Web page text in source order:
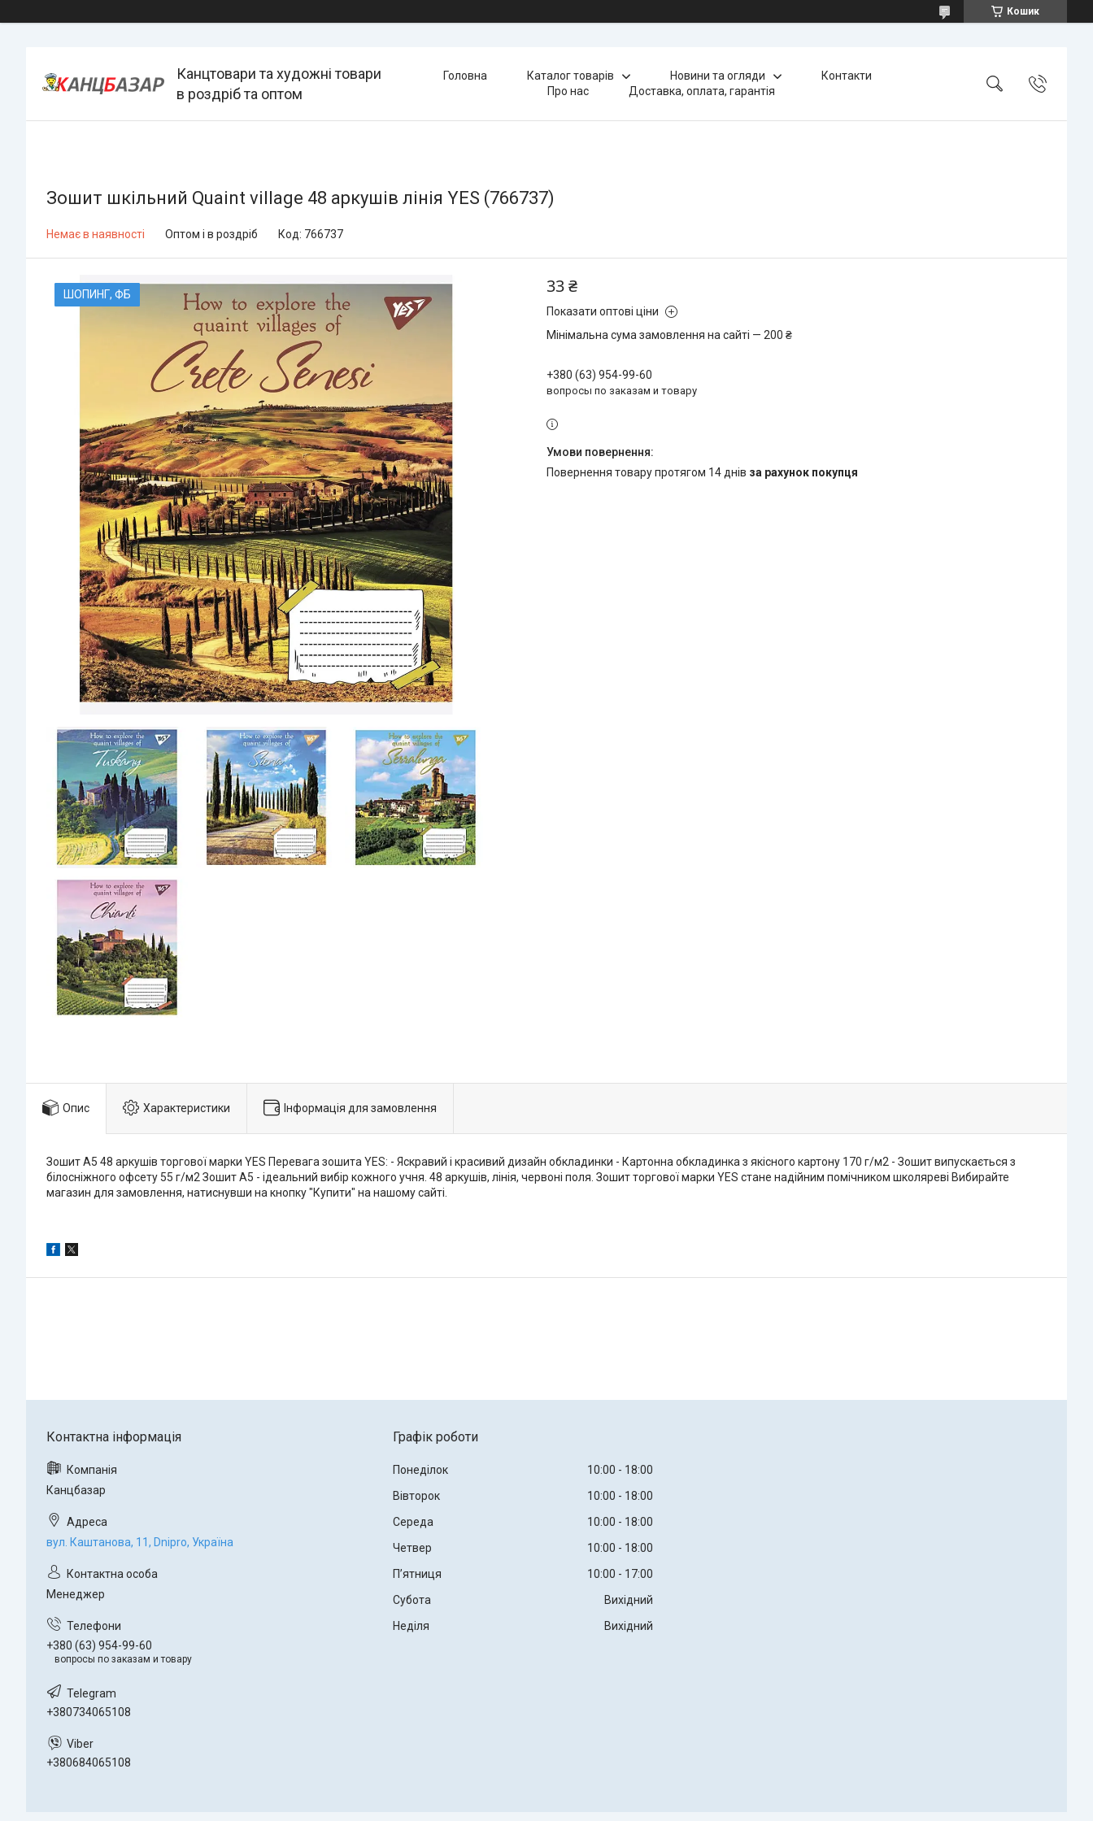
Кошик
Канцтовари та художні товари
в роздріб та оптом
Головна Каталог товарів Новини та огляди
Контакти
Про нас
Доставка, оплата, гарантія
Зошит шкільний Quaint village 48 аркушів лінія YES (766737)
Немає в наявності Оптом і в роздріб Код: 766737
ШОПИНГ, ФБ 33 ₴
Показати оптові ціни
Мінімальна сума замовлення на сайті — 200 ₴
+380 (63) 954-99-60
вопросы по заказам и товару
повернення товару протягом 14 днів за рахунок покупця
Опис Характеристики Інформація для замовлення
Зошит А5 48 аркушів торгової марки YES Перевага зошита YES: - Яскравий і красивий дизайн обкладинки - Картонна обкладинка з якісного картону 170 г/м2 - Зошит випускається з
білосніжного офсету 55 г/м2 Зошит А5 - ідеальний вибір кожного учня. 48 аркушів, лінія, червоні поля. Зошит торгової марки YES стане надійним помічником школяреві Вибирайте
магазин для замовлення, натиснувши на кнопку "Купити" на нашому сайті.
Канцбазар
вул. Каштанова, 11, Dnipro, Україна
Менеджер
+380 (63) 954-99-60
вопросы по заказам и товару
+380734065108
+380684065108
Графік роботи
Понеділок 10:00
18:00
Вівторок
10:00
18:00
Середа
10:00
18:00
Четвер
10:00
18:00
Пʼятниця
10:00
17:00
Субота
Вихідний
Неділя
Вихідний